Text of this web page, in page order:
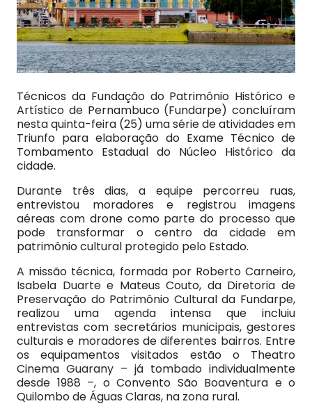
Técnicos da Fundação do Patrimônio Histórico e
Artístico de Pernambuco (Fundarpe) concluíram
nesta quinta-feira (25) uma série de atividades em
Triunfo para elaboração do Exame Técnico de
Tombamento Estadual do Núcleo Histórico da
cidade.
Durante três dias, a equipe percorreu ruas,
entrevistou moradores e registrou imagens
aéreas com drone como parte do processo que
pode transformar o centro da cidade em
patrimônio cultural protegido pelo Estado.
A missão técnica, formada por Roberto Carneiro,
Isabela Duarte e Mateus Couto, da Diretoria de
Preservação do Patrimônio Cultural da Fundarpe,
realizou uma agenda intensa que incluiu
entrevistas com secretários municipais, gestores
culturais e moradores de diferentes bairros. Entre
os equipamentos visitados estão o Theatro
Cinema Guarany – já tombado individualmente
desde 1988 –, o Convento São Boaventura e o
Quilombo de Águas Claras, na zona rural.